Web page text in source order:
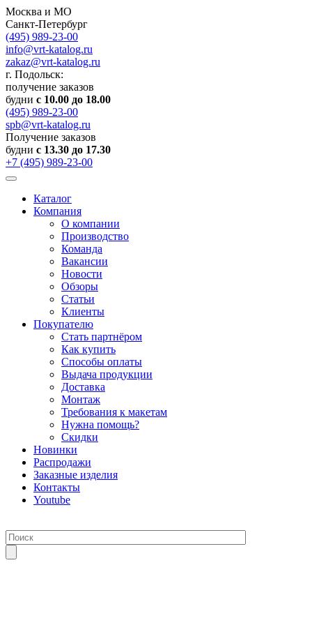
Москва и МО
Санкт-Петербург
(495) 989-23-00
info@vrt-katalog.ru
zakaz@vrt-katalog.ru
г. Подольск:
получение заказов
будни с 10.00 до 18.00
(495) 989-23-00
spb@vrt-katalog.ru
Получение заказов
будни с 13.30 до 17.30
+7 (495) 989-23-00
Каталог
Компания
О компании
Производство
Команда
Вакансии
Новости
Обзоры
Статьи
Клиенты
Покупателю
Стать партнёром
Как купить
Способы оплаты
Выдача продукции
Доставка
Монтаж
Требования к макетам
Нужна помощь?
Скидки
Новинки
Распродажи
Заказные изделия
Контакты
Youtube